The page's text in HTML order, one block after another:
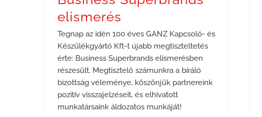
elismerés
Tegnap az idén 100 éves GANZ Kapcsoló- és
Készülékgyártó Kft-t újabb megtiszteltetés
érte: Business Superbrands elismerésben
részesült. Megtisztelő számunkra a bíráló
bizottság véleménye, köszönjük partnereink
pozitív visszajelzéseit, és elhivatott
munkatársaink áldozatos munkáját!